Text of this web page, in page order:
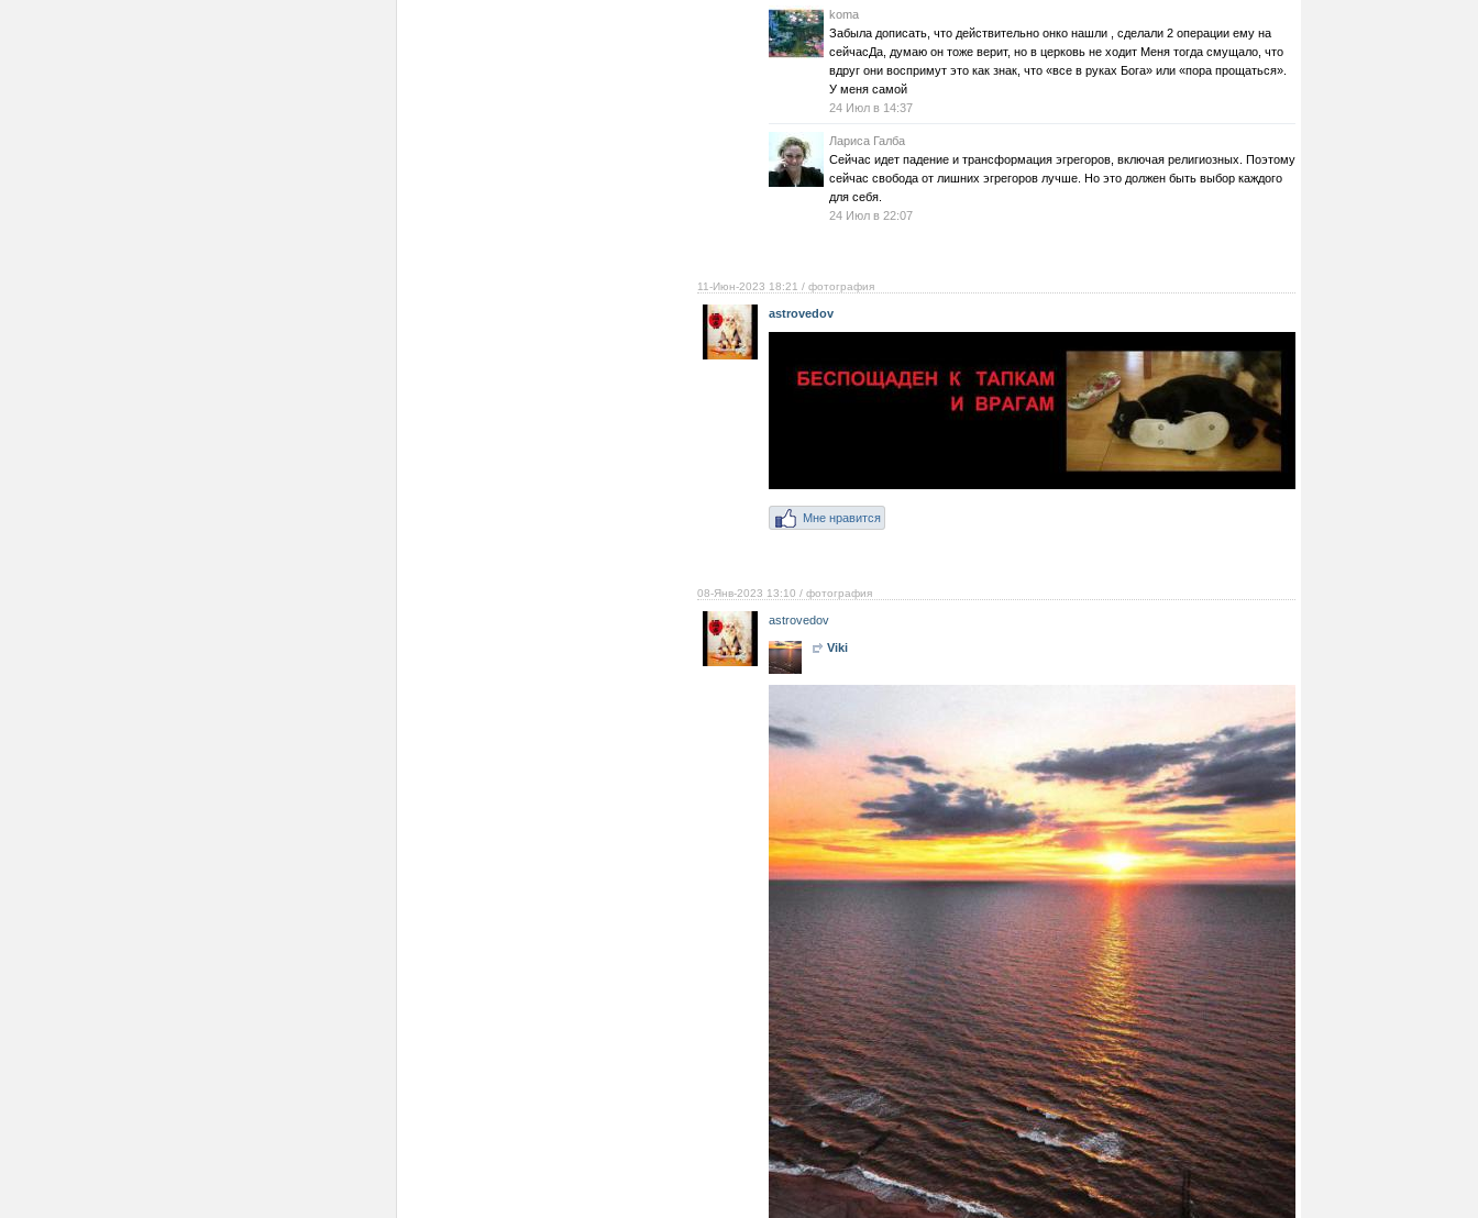
koma
Забыла дописать, что действительно онко нашли , сделали 2 операции ему на
сейчасДа, думаю он тоже верит, но в церковь не ходит Меня тогда смущало, что
вдруг они воспримут это как знак, что «все в руках Бога» или «пора прощаться».
У меня самой
24 Июл в 14:37
Лариса Галба
Сейчас идет падение и трансформация эгрегоров, включая религиозных. Поэтому
сейчас свобода от лишних эгрегоров лучше. Но это должен быть выбор каждого
для себя.
24 Июл в 22:07
11-Июн-2023 18:21 / фотография
astrovedov
Мне нравится
08-Янв-2023 13:10 / фотография
astrovedov
Viki